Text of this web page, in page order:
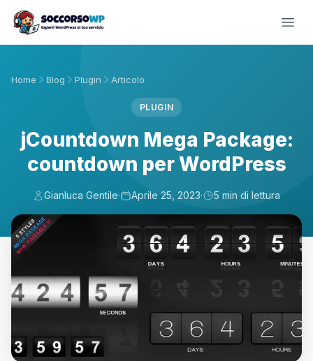
Home Blog Plugin Articolo
PLUGIN
jCountdown Mega Package:
countdown per WordPress
Gianluca Gentile· Aprile 25, 2023· 5 min di lettura